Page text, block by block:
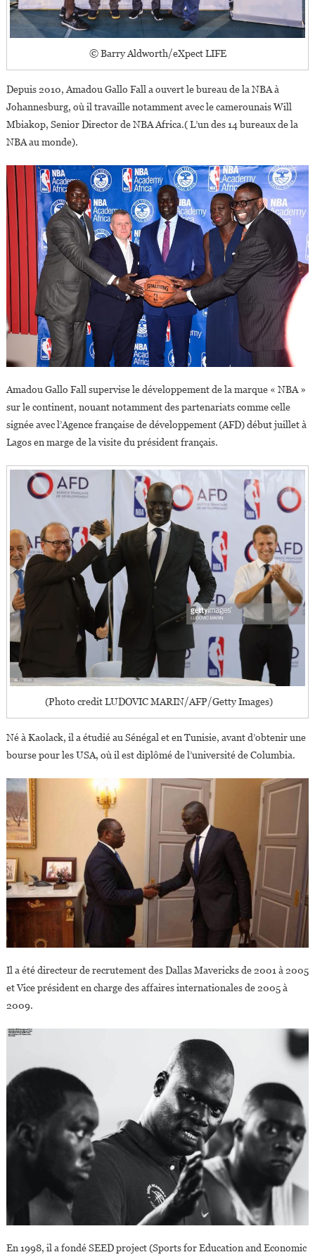
© Barry Aldworth/eXpect LIFE
Depuis 2010, Amadou Gallo Fall a ouvert le bureau de la NBA à
Johannesburg, où il travaille notamment avec le camerounais Will
Mbiakop, Senior Director de NBA Africa.( L’un des 14 bureaux de la
NBA au monde).
Amadou Gallo Fall supervise le développement de la marque « NBA »
sur le continent, nouant notamment des partenariats comme celle
signée avec l’Agence française de développement (AFD) début juillet à
Lagos en marge de la visite du président français.
(Photo credit LUDOVIC MARIN/AFP/Getty Images)
Né à Kaolack, il a étudié au Sénégal et en Tunisie, avant d’obtenir une
bourse pour les USA, où il est diplômé de l’université de Columbia.
Il a été directeur de recrutement des Dallas Mavericks de 2001 à 2005
et Vice président en charge des affaires internationales de 2005 à
2009.
En 1998, il a fondé SEED project (Sports for Education and Economic